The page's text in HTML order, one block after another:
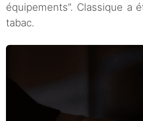
équipements”. Classique a
tabac.